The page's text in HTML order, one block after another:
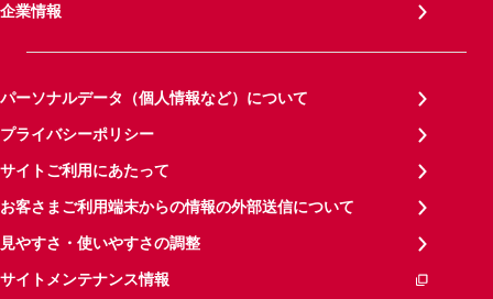
企業情報
パーソナルデータ（個人情報など）について
プライバシーポリシー
サイトご利用にあたって
お客さまご利用端末からの情報の外部送信について
見やすさ・使いやすさの調整
サイトメンテナンス情報